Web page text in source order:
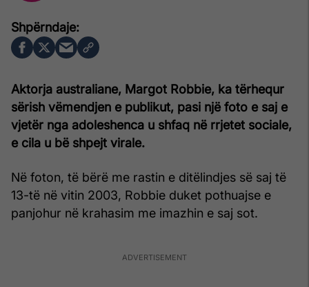
Aktorja australiane, Margot Robbie, ka tërhequr
sërish vëmendjen e publikut, pasi një foto e saj e
vjetër nga adoleshenca u shfaq në rrjetet sociale,
e cila u bë shpejt virale.
Në foton, të bërë me rastin e ditëlindjes së saj të
13-të në vitin 2003, Robbie duket pothuajse e
panjohur në krahasim me imazhin e saj sot.